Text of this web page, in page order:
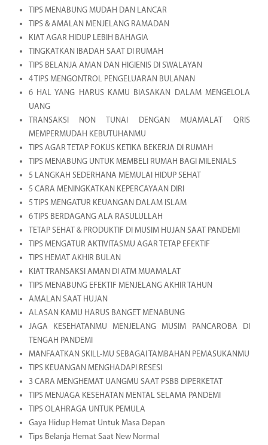
TIPS MENABUNG MUDAH DAN LANCAR
TIPS & AMALAN MENJELANG RAMADAN
KIAT AGAR HIDUP LEBIH BAHAGIA
TINGKATKAN IBADAH SAAT DI RUMAH
TIPS BELANJA AMAN DAN HIGIENIS DI SWALAYAN
4 TIPS MENGONTROL PENGELUARAN BULANAN
6 HAL YANG HARUS KAMU BIASAKAN DALAM MENGELOLA
UANG
TRANSAKSI NON TUNAI DENGAN MUAMALAT QRIS
MEMPERMUDAH KEBUTUHANMU
TIPS AGAR TETAP FOKUS KETIKA BEKERJA DI RUMAH
TIPS MENABUNG UNTUK MEMBELI RUMAH BAGI MILENIALS
5 LANGKAH SEDERHANA MEMULAI HIDUP SEHAT
5 CARA MENINGKATKAN KEPERCAYAAN DIRI
5 TIPS MENGATUR KEUANGAN DALAM ISLAM
6 TIPS BERDAGANG ALA RASULULLAH
TETAP SEHAT & PRODUKTIF DI MUSIM HUJAN SAAT PANDEMI
TIPS MENGATUR AKTIVITASMU AGAR TETAP EFEKTIF
TIPS HEMAT AKHIR BULAN
KIAT TRANSAKSI AMAN DI ATM MUAMALAT
TIPS MENABUNG EFEKTIF MENJELANG AKHIR TAHUN
AMALAN SAAT HUJAN
ALASAN KAMU HARUS BANGET MENABUNG
JAGA KESEHATANMU MENJELANG MUSIM PANCAROBA DI
TENGAH PANDEMI
MANFAATKAN SKILL-MU SEBAGAI TAMBAHAN PEMASUKANMU
TIPS KEUANGAN MENGHADAPI RESESI
3 CARA MENGHEMAT UANGMU SAAT PSBB DIPERKETAT
TIPS MENJAGA KESEHATAN MENTAL SELAMA PANDEMI
TIPS OLAHRAGA UNTUK PEMULA
Gaya Hidup Hemat Untuk Masa Depan
Tips Belanja Hemat Saat New Normal